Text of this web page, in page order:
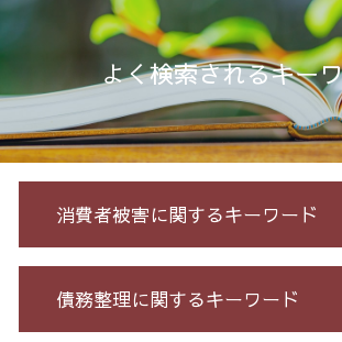
よく検索されるキー
消費者被害に関するキーワード
ネット 詐欺 被害
詐欺 被害届 返金
債務整理に関するキーワード